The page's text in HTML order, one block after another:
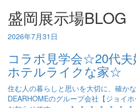
盛岡展示場BLOG
2026年7月31日
コラボ見学会☆20代
ホテルライクな家☆
住む人の暮らしと思いを大切に、確か
DEARHOMEのグループ会社【ジョイ